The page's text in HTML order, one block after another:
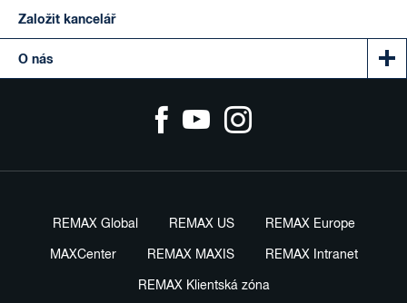
Založit kancelář
O nás
REMAX Global REMAX US REMAX Europe
MAXCenter REMAX MAXIS REMAX Intranet
REMAX Klientská zóna